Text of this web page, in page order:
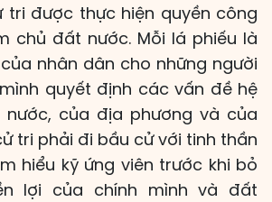
tri được thực hiện quyền công
chủ đất nước. Mỗi lá phiếu là
nhân dân cho những người
quyết định các vấn đề hệ
của địa phương và của
tri phải đi bầu cử với tinh thần
hiểu kỹ ứng viên trước khi bỏ
lợi của chính mình và đất